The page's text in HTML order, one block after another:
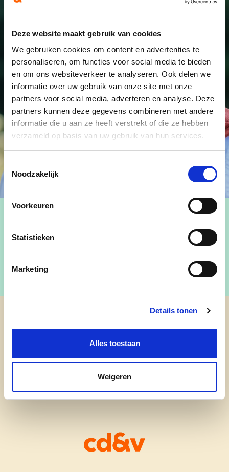
Deze website maakt gebruik van cookies
We gebruiken cookies om content en advertenties te
personaliseren, om functies voor social media te bieden
en om ons websiteverkeer te analyseren. Ook delen we
informatie over uw gebruik van onze site met onze
partners voor social media, adverteren en analyse. Deze
partners kunnen deze gegevens combineren met andere
informatie die u aan ze heeft verstrekt of die ze hebben
verzameld op basis van uw gebruik van hun services.
Noodzakelijk
Voorkeuren
Statistieken
Marketing
Details tonen
Alles toestaan
Weigeren
cd&v Hoegaarden